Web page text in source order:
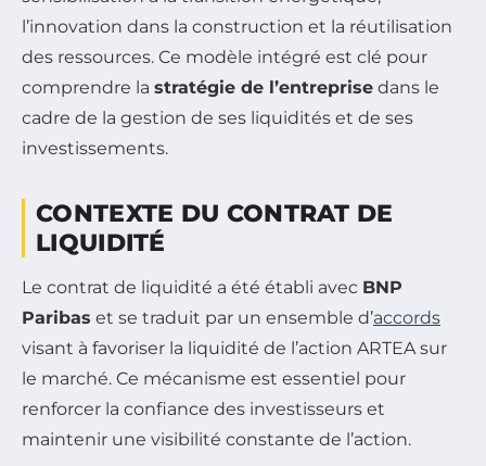
l’innovation dans la construction et la réutilisation
des ressources. Ce modèle intégré est clé pour
comprendre la stratégie de l’entreprise dans le
cadre de la gestion de ses liquidités et de ses
investissements.
CONTEXTE DU CONTRAT DE
LIQUIDITÉ
Le contrat de liquidité a été établi avec BNP
Paribas et se traduit par un ensemble d’accords
visant à favoriser la liquidité de l’action ARTEA sur
le marché. Ce mécanisme est essentiel pour
renforcer la confiance des investisseurs et
maintenir une visibilité constante de l’action.